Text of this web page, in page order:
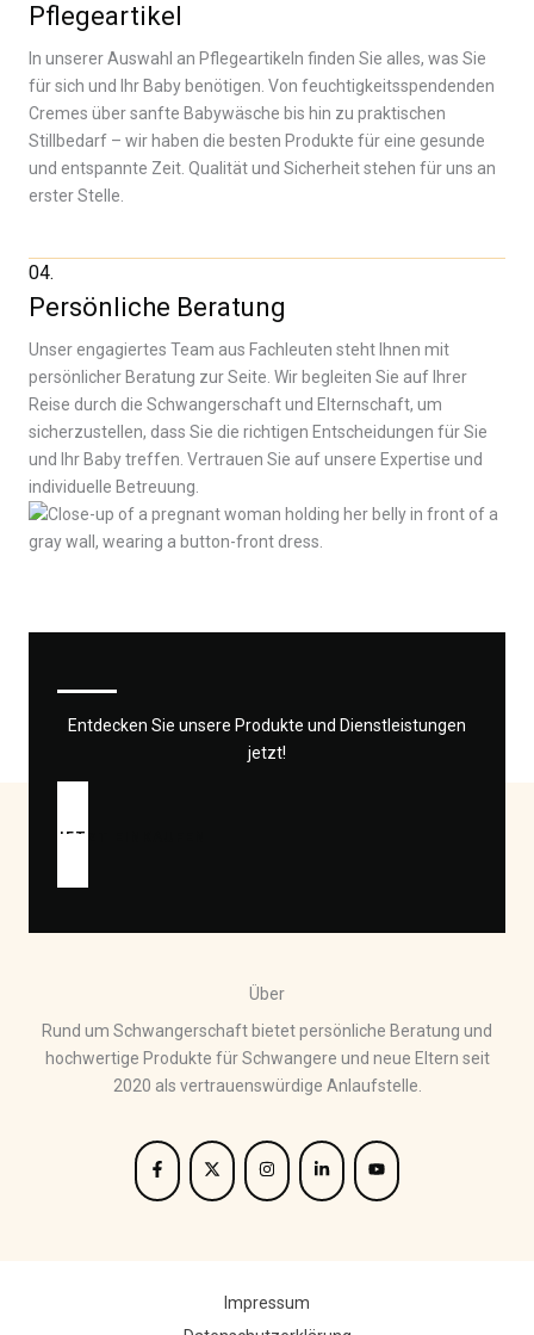
Pflegeartikel
In unserer Auswahl an Pflegeartikeln finden Sie alles, was Sie
für sich und Ihr Baby benötigen. Von feuchtigkeitsspendenden
Cremes über sanfte Babywäsche bis hin zu praktischen
Stillbedarf – wir haben die besten Produkte für eine gesunde
und entspannte Zeit. Qualität und Sicherheit stehen für uns an
erster Stelle.
04.
Persönliche Beratung
Unser engagiertes Team aus Fachleuten steht Ihnen mit
persönlicher Beratung zur Seite. Wir begleiten Sie auf Ihrer
Reise durch die Schwangerschaft und Elternschaft, um
sicherzustellen, dass Sie die richtigen Entscheidungen für Sie
und Ihr Baby treffen. Vertrauen Sie auf unsere Expertise und
individuelle Betreuung.
Entdecken Sie unsere Produkte und Dienstleistungen
jetzt!
JETZT EINKAUFEN
Über
Rund um Schwangerschaft bietet persönliche Beratung und
hochwertige Produkte für Schwangere und neue Eltern seit
2020 als vertrauenswürdige Anlaufstelle.
Impressum